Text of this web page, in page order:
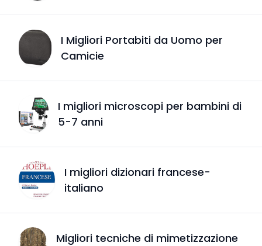
I Migliori Portabiti da Uomo per
Camicie
I migliori microscopi per bambini di
5-7 anni
I migliori dizionari francese-
italiano
Migliori tecniche di mimetizzazione